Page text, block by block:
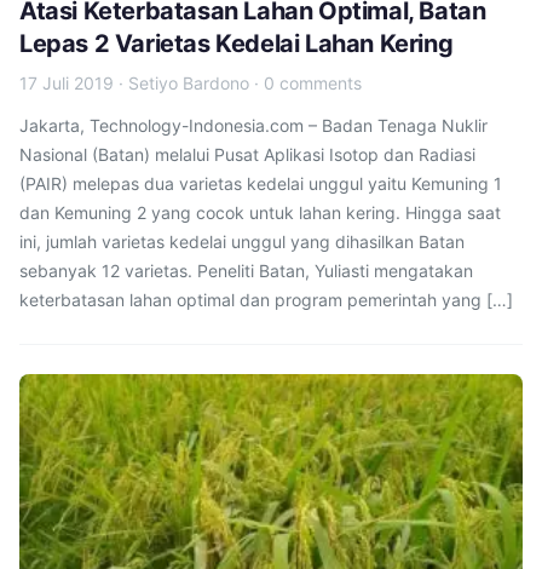
Atasi Keterbatasan Lahan Optimal, Batan
Lepas 2 Varietas Kedelai Lahan Kering
17 Juli 2019 · Setiyo Bardono · 0 comments
Jakarta, Technology-Indonesia.com – Badan Tenaga Nuklir
Nasional (Batan) melalui Pusat Aplikasi Isotop dan Radiasi
(PAIR) melepas dua varietas kedelai unggul yaitu Kemuning 1
dan Kemuning 2 yang cocok untuk lahan kering. Hingga saat
ini, jumlah varietas kedelai unggul yang dihasilkan Batan
sebanyak 12 varietas. Peneliti Batan, Yuliasti mengatakan
keterbatasan lahan optimal dan program pemerintah yang […]